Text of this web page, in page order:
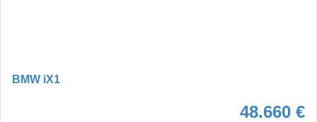
BMW iX1
48.660 €